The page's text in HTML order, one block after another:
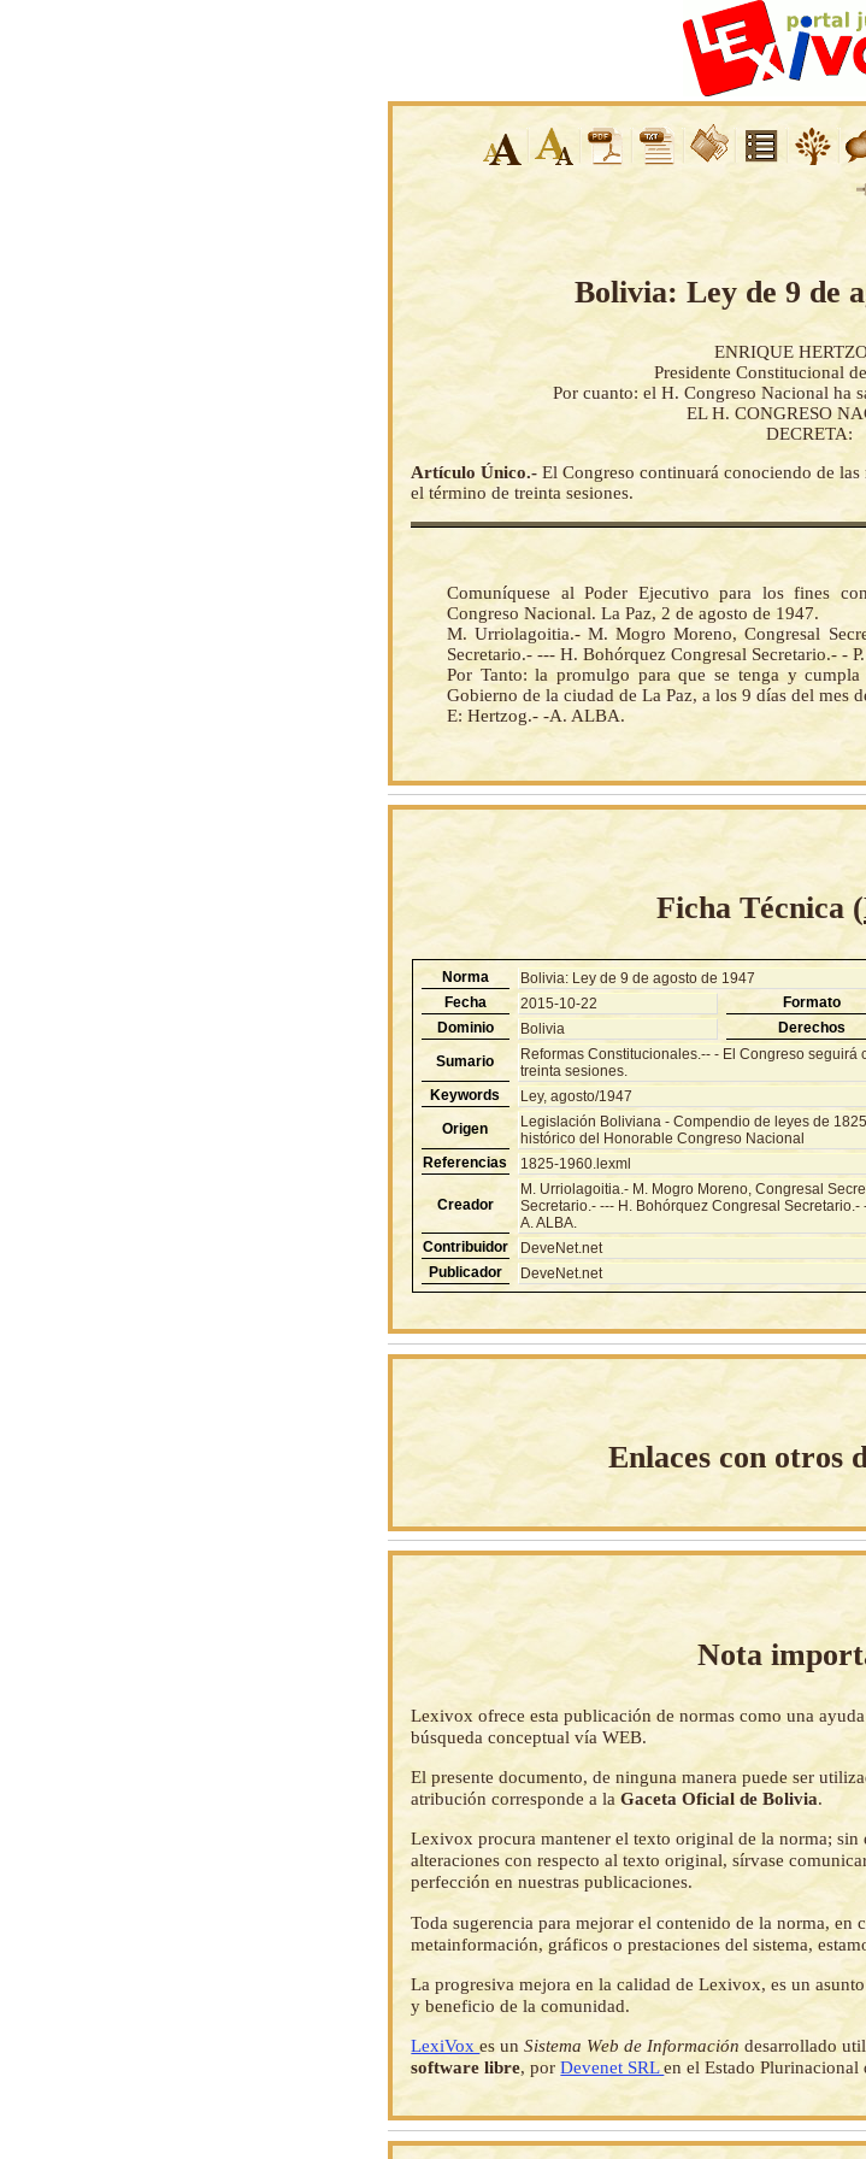
Bolivia: Ley de 9 de
ENRIQUE
Presidente Constitucional
Por cuanto: el H. Congreso Nacional ha
EL H. CONGRESO
DECRETA:
Artículo Único.- El Congreso continuará conociendo de
el término de treinta sesiones.
Comuníquese al Poder Ejecutivo para los fines
Congreso Nacional. La Paz, 2 de agosto de 1947.
M. Urriolagoitia.- M. Mogro Moreno, Congresal
Secretario.- --- H. Bohórquez Congresal Secretario.- -
Por Tanto: la promulgo para que se tenga y
Gobierno de la ciudad de La Paz, a los 9 días del mes
E: Hertzog.- -A. ALBA.
Ficha Técnica (
Norma
Bolivia: Ley de 9 de agosto de 1947
Fecha
2015-10-22 Formato
Dominio
Bolivia Derechos
Sumario
Reformas Constitucionales.-- - El Congreso
treinta sesiones.
Keywords
Ley, agosto/1947
Origen
Legislación Boliviana - Compendio de leyes de
histórico del Honorable Congreso Nacional
Referencias
1825-1960.lexml
Creador
M. Urriolagoitia.- M. Mogro Moreno, Congresal
Secretario.- --- H. Bohórquez Congresal
A. ALBA.
Contribuidor
DeveNet.net
Publicador
DeveNet.net
Enlaces con otros
Nota
Lexivox ofrece esta publicación de normas como una
búsqueda conceptual vía WEB.
El presente documento, de ninguna manera puede ser
atribución corresponde a laGaceta Oficial de Bolivia.
Lexivox procura mantener el texto original de la norma; sin
alteraciones con respecto al texto original, sírvase
perfección en nuestras publicaciones.
Toda sugerencia para mejorar el contenido de la norma,
metainformación, gráficos o prestaciones del sistema,
La progresiva mejora en la calidad de Lexivox, es un
y beneficio de la comunidad.
LexiVoxes unSistema Web de Información desarrollado
software libre, porDevenet SRLen el Estado Plurinacional